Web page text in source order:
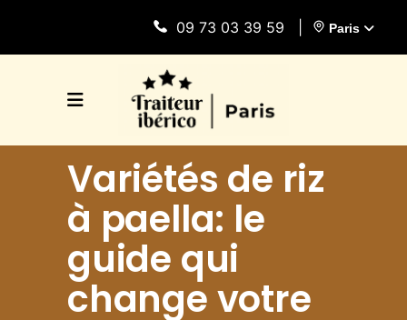
09 73 03 39 59 Paris
Variétés de riz
à paella: le
guide qui
change votre